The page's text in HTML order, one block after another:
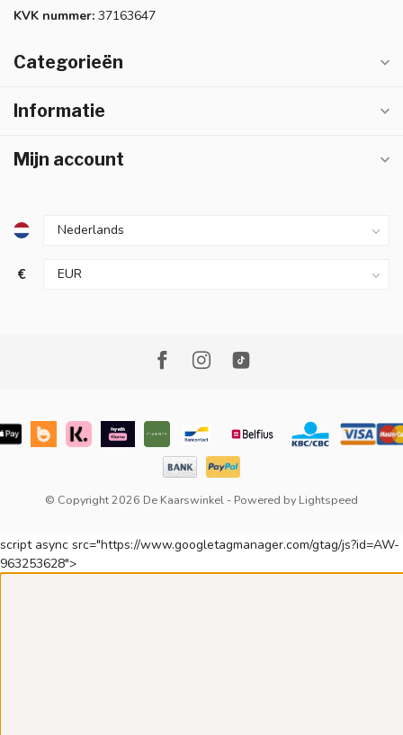
KVK nummer: 37163647
Categorieën
Informatie
Mijn account
€
© Copyright 2026 De Kaarswinkel - Powered by Lightspeed
script async src="https://www.googletagmanager.com/gtag/js?id=AW-
963253628">